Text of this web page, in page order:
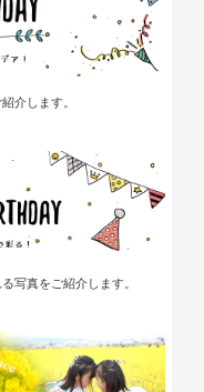
介します。
写真をご紹介します。